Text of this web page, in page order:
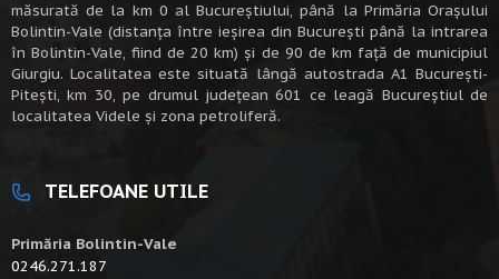
măsurată de la km 0 al Bucureștiului, până la Primăria Orașului
Bolintin-Vale (distanța între ieșirea din București până la intrarea
în Bolintin-Vale, fiind de 20 km) şi de 90 de km faţă de municipiul
Giurgiu. Localitatea este situată lângă autostrada A1 Bucureşti-
Piteşti, km 30, pe drumul judeţean 601 ce leagă Bucureştiul de
localitatea Videle şi zona petroliferă.
TELEFOANE UTILE
Primăria Bolintin-Vale
0246.271.187